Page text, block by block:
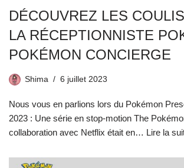
DÉCOUVREZ LES
LA RÉCEPTIONNISTE
POKÉMON CONCIERGE
Shima 6 juillet 2023
Nous vous en parlions lors du Pokémon
2023 : Une série en stop-motion The
collaboration avec Netflix était en… Lire la